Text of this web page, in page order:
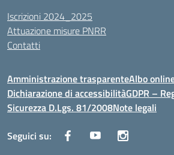
Iscrizioni 2024_2025
Attuazione misure PNRR
Contatti
Amministrazione trasparenteAlbo
Dichiarazione di accessibilitàGDPR –
Sicurezza D.Lgs. 81/2008Note legali
Seguici su: